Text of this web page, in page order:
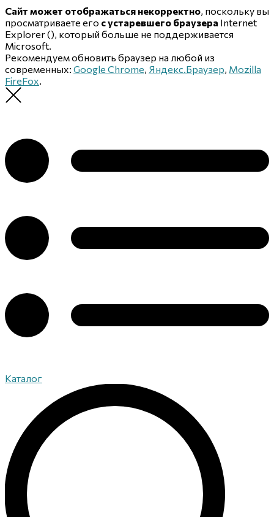
Сайт может отображаться некорректно, поскольку вы
просматриваете его с устаревшего браузера Internet
Explorer (), который больше не поддерживается
Microsoft.
Рекомендуем обновить браузер на любой из
современных: Google Chrome, Яндекс.Браузер, Mozilla
FireFox.
Каталог